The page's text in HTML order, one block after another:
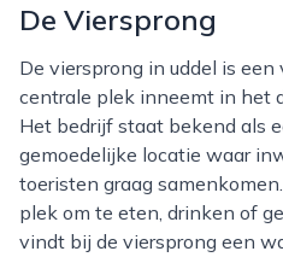
De Viersprong
De viersprong in uddel is een veelzijdig bedrijf dat een
centrale plek inneemt in het
Het bedrijf staat bekend als
gemoedelijke locatie waar
toeristen graag
plek om te eten, drinken of
vindt bij de viersprong een